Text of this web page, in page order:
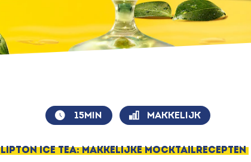
15MIN MAKKELIJK
LIPTON ICE TEA: MAKKELIJKE MOCKTAILRECEPTEN